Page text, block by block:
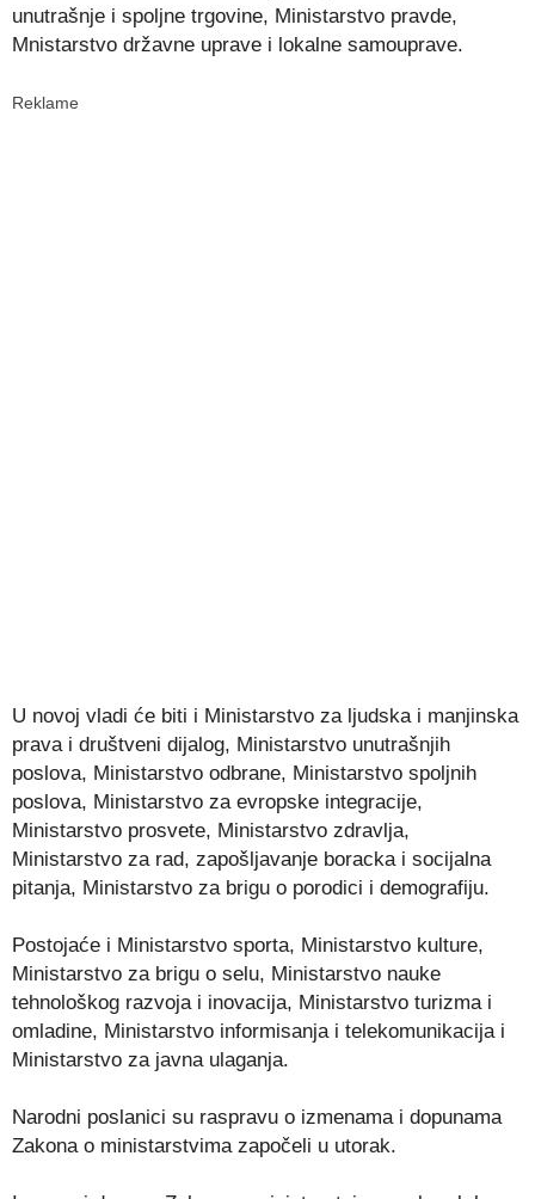
unutrašnje i spoljne trgovine, Ministarstvo pravde,
Mnistarstvo državne uprave i lokalne samouprave.
Reklame
U novoj vladi će biti i Ministarstvo za ljudska i manjinska
prava i društveni dijalog, Ministarstvo unutrašnjih
poslova, Ministarstvo odbrane, Ministarstvo spoljnih
poslova, Ministarstvo za evropske integracije,
Ministarstvo prosvete, Ministarstvo zdravlja,
Ministarstvo za rad, zapošljavanje boracka i socijalna
pitanja, Ministarstvo za brigu o porodici i demografiju.
Postojaće i Ministarstvo sporta, Ministarstvo kulture,
Ministarstvo za brigu o selu, Ministarstvo nauke
tehnološkog razvoja i inovacija, Ministarstvo turizma i
omladine, Ministarstvo informisanja i telekomunikacija i
Ministarstvo za javna ulaganja.
Narodni poslanici su raspravu o izmenama i dopunama
Zakona o ministarstvima započeli u utorak.